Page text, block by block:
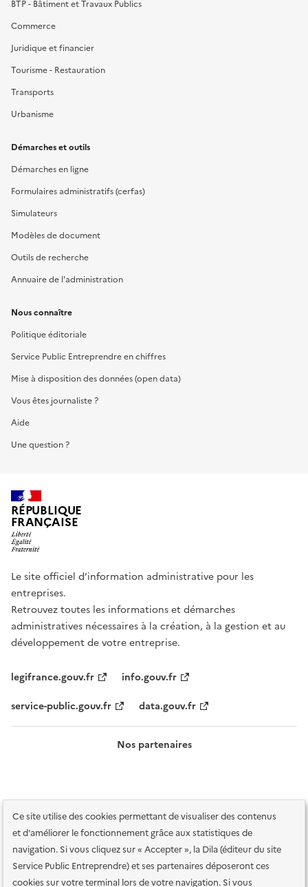
Ce site utilise des cookies permettant de visualiser des contenus
et d'améliorer le fonctionnement grâce aux statistiques de
navigation. Si vous cliquez sur « Accepter », la Dila (éditeur du site
Service Public Entreprendre) et ses partenaires déposeront ces
cookies sur votre terminal lors de votre navigation. Si vous
BTP - Bâtiment et Travaux Publics
Commerce
Juridique et financier
Tourisme - Restauration
Transports
Urbanisme
Démarches et outils
Démarches en ligne
Formulaires administratifs (cerfas)
Simulateurs
Modèles de document
Outils de recherche
Annuaire de l'administration
Nous connaître
Politique éditoriale
Service Public Entreprendre en chiffres
Mise à disposition des données (open data)
Vous êtes journaliste ?
Aide
Une question ?
RÉPUBLIQUE
FRANÇAISE
Le site officiel d’information administrative pour les
entreprises.
Retrouvez toutes les informations et démarches
administratives nécessaires à la création, à la gestion et au
développement de votre entreprise.
legifrance.gouv.fr
info.gouv.fr
service-public.gouv.fr
data.gouv.fr
Nos partenaires
Plan du site Accessibilité : totalement conforme Accessibilité des